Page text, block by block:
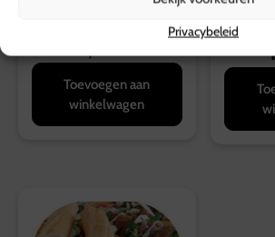
Privacybeleid
5,95
Toevoegen aan
winkelwagen